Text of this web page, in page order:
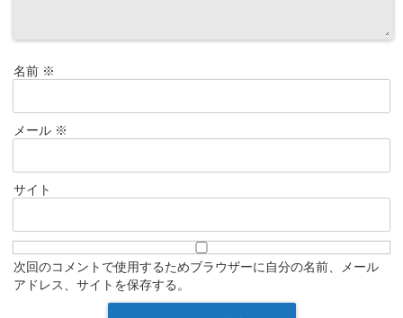
名前 ※
メール ※
サイト
次回のコメントで使用するためブラウザーに自分の名前、メール
アドレス、サイトを保存する。